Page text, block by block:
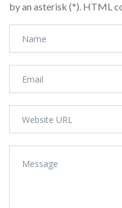
by an asterisk (*). HTML